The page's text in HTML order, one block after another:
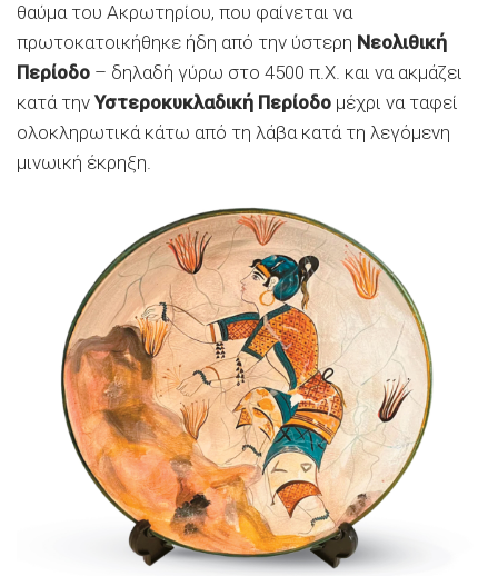
θαύμα του Ακρωτηρίου, που φαίνεται να
πρωτοκατοικήθηκε ήδη από την ύστερη Νεολιθική
Περίοδο – δηλαδή γύρω στο 4500 π.Χ. και να ακμάζει
κατά την Υστεροκυκλαδική Περίοδο μέχρι να ταφεί
ολοκληρωτικά κάτω από τη λάβα κατά τη λεγόμενη
μινωική έκρηξη.